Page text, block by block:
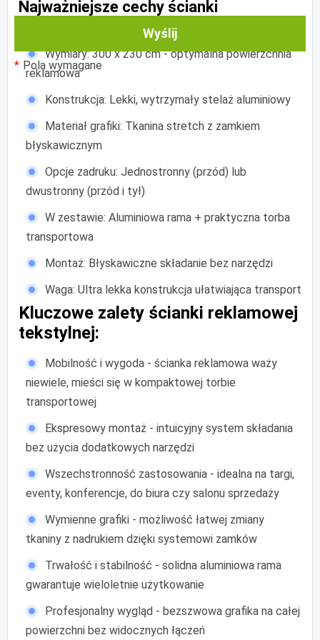
Wyślij
Pola wymagane
Najważniejsze cechy ścianki
Wymiary: 300 x 230 cm - optymalna powierzchnia
reklamowa
Konstrukcja: Lekki, wytrzymały stelaż aluminiowy
Materiał grafiki: Tkanina stretch z zamkiem
błyskawicznym
Opcje zadruku: Jednostronny (przód) lub
dwustronny (przód i tył)
W zestawie: Aluminiowa rama + praktyczna torba
transportowa
Montaż: Błyskawiczne składanie bez narzędzi
Waga: Ultra lekka konstrukcja ułatwiająca transport
Kluczowe zalety ścianki reklamowej
tekstylnej:
Mobilność i wygoda - ścianka reklamowa waży
niewiele, mieści się w kompaktowej torbie
transportowej
Ekspresowy montaż - intuicyjny system składania
bez użycia dodatkowych narzędzi
Wszechstronność zastosowania - idealna na targi,
eventy, konferencje, do biura czy salonu sprzedaży
Wymienne grafiki - możliwość łatwej zmiany
tkaniny z nadrukiem dzięki systemowi zamków
Trwałość i stabilność - solidna aluminiowa rama
gwarantuje wieloletnie użytkowanie
Profesjonalny wygląd - bezszwowa grafika na całej
powierzchni bez widocznych łączeń